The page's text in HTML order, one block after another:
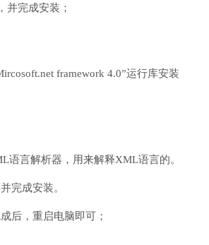
并完成安装；
framework 4.0”运行库安装
语言解析器，用来解释XML语言的。
完成安装。
后，重启电脑即可；